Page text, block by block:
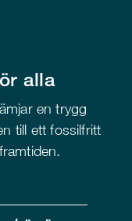
alla
en trygg
till ett fossilfritt